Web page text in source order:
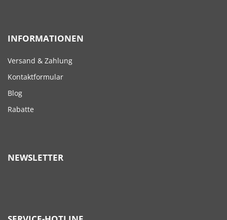
INFORMATIONEN
Versand & Zahlung
Kontaktformular
Blog
Rabatte
NEWSLETTER